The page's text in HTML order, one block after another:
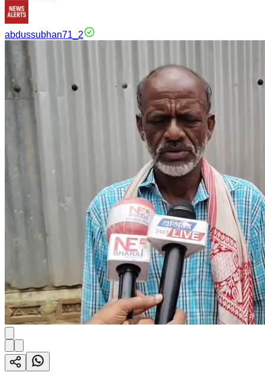
abdussubhan71_2